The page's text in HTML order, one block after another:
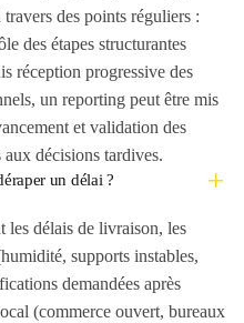
des points réguliers :
des étapes structurantes
réception progressive des
un reporting peut être mis
et validation des
décisions tardives.
un délai ?
les délais de livraison, les
supports instables,
demandées après
(commerce ouvert, bureaux